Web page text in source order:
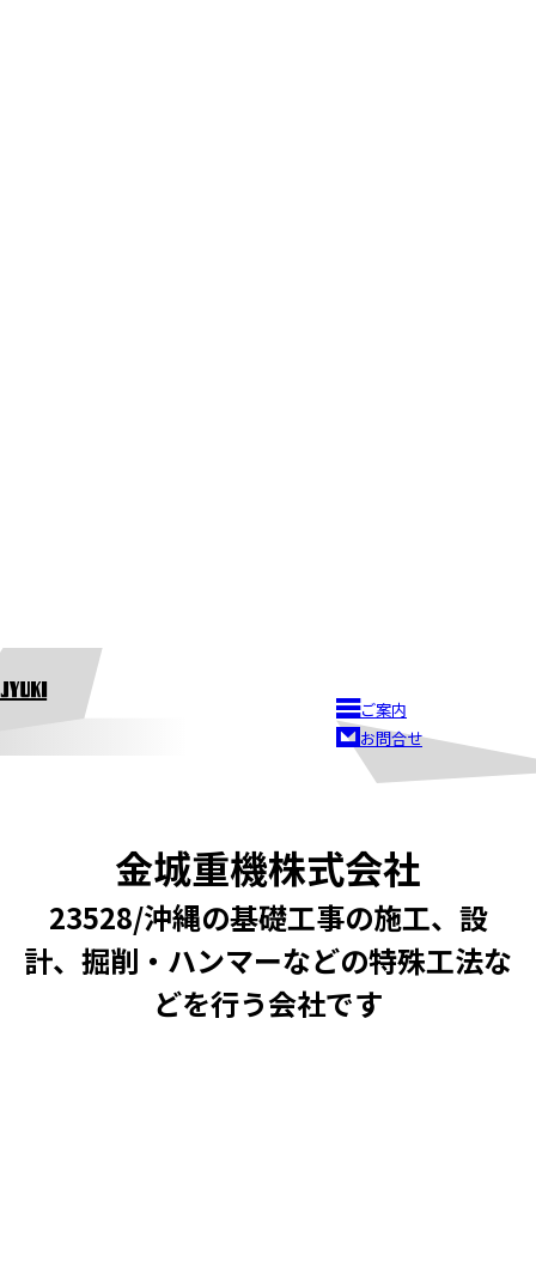
金城重機株式会社
23528/沖縄の基礎工事の施工、設
計、掘削・ハンマーなどの特殊工法な
どを行う会社です
ご案内
お問合せ